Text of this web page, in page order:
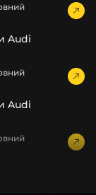
фари,
та
ремонт скла,
світла,
фари, наші
по всій
постійна
ціна,
Audi
Audi